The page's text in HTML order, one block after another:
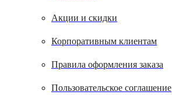
Акции и скидки
Корпоративным клиентам
Правила оформления заказа
Пользовательское соглашение